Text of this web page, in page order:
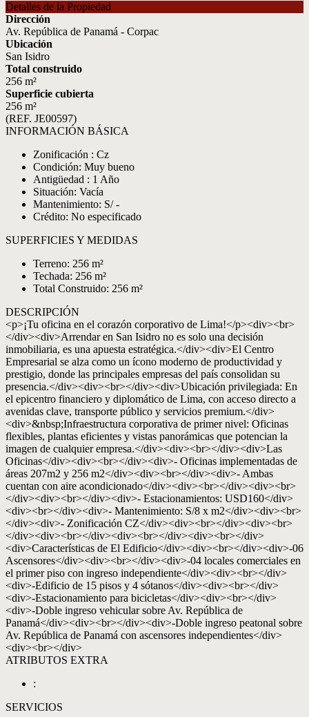
Detalles de la Propiedad
Dirección
Av. República de Panamá - Corpac
Ubicación
San Isidro
Total construido
256 m²
Superficie cubierta
256 m²
(REF. JE00597)
INFORMACIÓN BÁSICA
Zonificación : Cz
Condición: Muy bueno
Antigüedad : 1 Año
Situación: Vacía
Mantenimiento: S/ -
Crédito: No especificado
SUPERFICIES Y MEDIDAS
Terreno: 256 m²
Techada: 256 m²
Total Construido: 256 m²
DESCRIPCIÓN
<p>¡Tu oficina en el corazón corporativo de Lima!</p><div><br>
</div><div>Arrendar en San Isidro no es solo una decisión
inmobiliaria, es una apuesta estratégica.</div><div>El Centro
Empresarial se alza como un ícono moderno de productividad y
prestigio, donde las principales empresas del país consolidan su
presencia.</div><div><br></div><div>Ubicación privilegiada: En
el epicentro financiero y diplomático de Lima, con acceso directo a
avenidas clave, transporte público y servicios premium.</div>
<div>&nbsp;Infraestructura corporativa de primer nivel: Oficinas
flexibles, plantas eficientes y vistas panorámicas que potencian la
imagen de cualquier empresa.</div><div><br></div><div>Las
Oficinas</div><div><br></div><div>- Oficinas implementadas de
áreas 207m2 y 256 m2</div><div><br></div><div>- Ambas
cuentan con aire acondicionado</div><div><br></div><div><br>
</div><div><br></div><div>- Estacionamientos: USD160</div>
<div><br></div><div>- Mantenimiento: S/8 x m2</div><div><br>
</div><div>- Zonificación CZ</div><div><br></div><div><br>
</div><div><br></div><div><br></div><div><br></div>
<div>Características de El Edificio</div><div><br></div><div>-06
Ascensores</div><div><br></div><div>-04 locales comerciales en
el primer piso con ingreso independiente</div><div><br></div>
<div>-Edificio de 15 pisos y 4 sótanos</div><div><br></div>
<div>-Estacionamiento para bicicletas</div><div><br></div>
<div>-Doble ingreso vehicular sobre Av. República de
Panamá</div><div><br></div><div>-Doble ingreso peatonal sobre
Av. República de Panamá con ascensores independientes</div>
<div><br></div>
ATRIBUTOS EXTRA
:
SERVICIOS